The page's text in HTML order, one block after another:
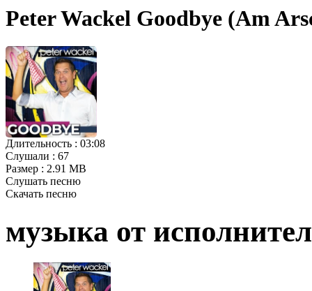
Peter Wackel Goodbye (Am
Длительность : 03:08
Слушали : 67
Размер : 2.91 MB
Слушать песню
Скачать песню
музыка от